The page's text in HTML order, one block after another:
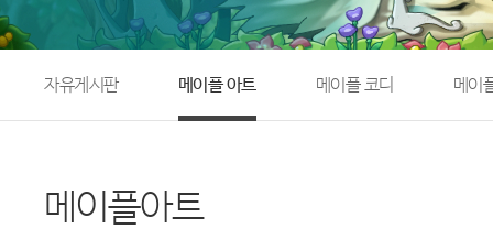
자유게시판 메이플 아트 메이플 코디 메이
메이플아트